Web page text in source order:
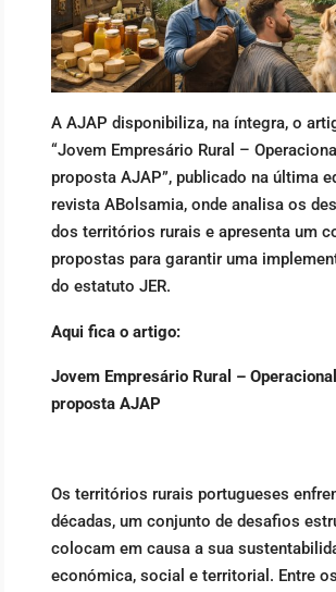
A AJAP disponibiliza, na íntegra, o
“Jovem Empresário Rural –
proposta AJAP”, publicado na última
revista ABolsamia, onde analisa os
dos territórios rurais e apresenta um
propostas para garantir uma
do estatuto JER.
Aqui fica o artigo:
Jovem Empresário Rural –
proposta AJAP
Os territórios rurais portugueses
décadas, um conjunto de desafios
colocam em causa a sua
económica, social e territorial. Entre